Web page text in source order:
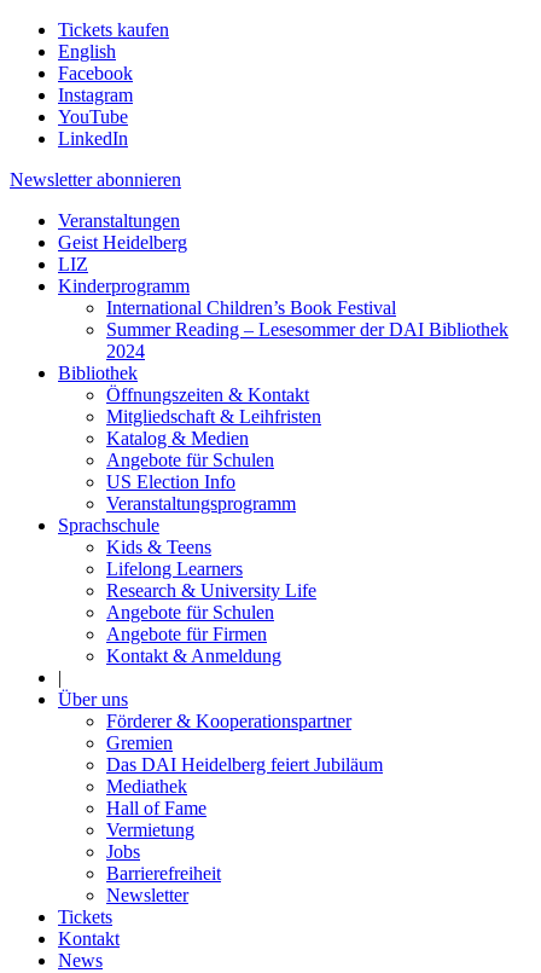
Tickets kaufen
English
Facebook
Instagram
YouTube
LinkedIn
Newsletter abonnieren
Veranstaltungen
Geist Heidelberg
LIZ
Kinderprogramm
International Children’s Book Festival
Summer Reading – Lesesommer der DAI Bibliothek
2024
Bibliothek
Öffnungszeiten & Kontakt
Mitgliedschaft & Leihfristen
Katalog & Medien
Angebote für Schulen
US Election Info
Veranstaltungsprogramm
Sprachschule
Kids & Teens
Lifelong Learners
Research & University Life
Angebote für Schulen
Angebote für Firmen
Kontakt & Anmeldung
|
Über uns
Förderer & Kooperationspartner
Gremien
Das DAI Heidelberg feiert Jubiläum
Mediathek
Hall of Fame
Vermietung
Jobs
Barrierefreiheit
Newsletter
Tickets
Kontakt
News